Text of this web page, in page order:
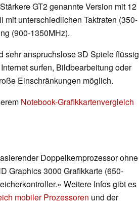
GT2 genannte Version mit 12
unterschiedlichen Taktraten (350-
(900-1350MHz).
sehr anspruchslose 3D Spiele flüssig
surfen, Bildbearbeitung oder
Einschränkungen möglich.
Notebook-Grafikkartenvergleich
Doppelkernprozessor ohne
Graphics 3000 Grafikkarte (650-
Weitere Infos gibt es
mobiler Prozessoren und der